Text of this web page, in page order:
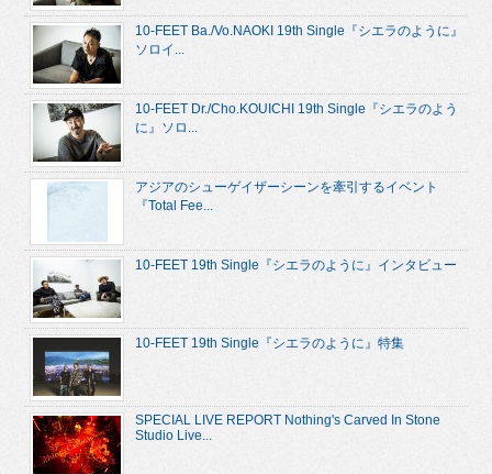
10-FEET Ba./Vo.NAOKI 19th Single『シエラのように』
ソロイ...
10-FEET Dr./Cho.KOUICHI 19th Single『シエラのよう
に』ソロ...
アジアのシューゲイザーシーンを牽引するイベント
『Total Fee...
10-FEET 19th Single『シエラのように』インタビュー
10-FEET 19th Single『シエラのように』特集
SPECIAL LIVE REPORT Nothing's Carved In Stone
Studio Live...